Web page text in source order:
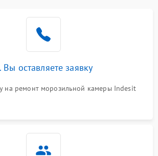
Вы оставляете заявку
на ремонт морозильной камеры Indesit